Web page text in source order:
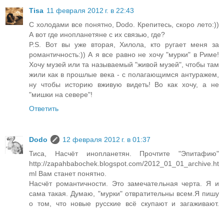
Tisa 11 февраля 2012 г. в 22:43
С холодами все понятно, Dodo. Крепитесь, скоро лето:))
А вот где инопланетяне с их связью, где?
P.S. Вот вы уже вторая, Хилола, кто ругает меня за
романтичность:)) А я все равно не хочу "мурки" в Риме!
Хочу музей или та называемый "живой музей", чтобы там
жили как в прошлые века - с полагающимся антуражем,
ну чтобы историю вживую видеть! Во как хочу, а не
"мишки на севере"!
Ответить
Dodo
12 февраля 2012 г. в 01:37
Тиса, Насчёт инопланетян. Прочтите "Эпитафию"
http://zapahbabochek.blogspot.com/2012_01_01_archive.ht
ml Вам станет понятно.
Насчёт романтичности. Это замечательная черта. Я и
сама такая. Думаю, "мурки" отвратительны всем.Я пишу
о том, что новые русские всё скупают и загаживают.